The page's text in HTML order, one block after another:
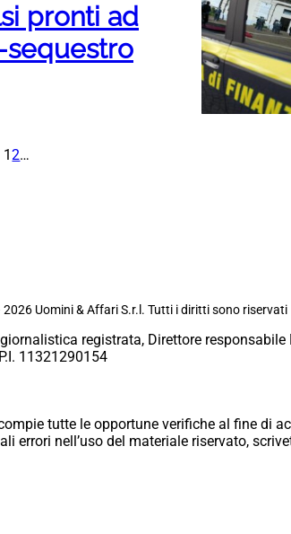
pronti ad
sequestro
12…
Uomini & Affari S.r.l. Tutti i diritti sono riservati
registrata, Direttore
11321290154
tutte le opportune verifiche al fine di
errori nell’uso del materiale riservato,